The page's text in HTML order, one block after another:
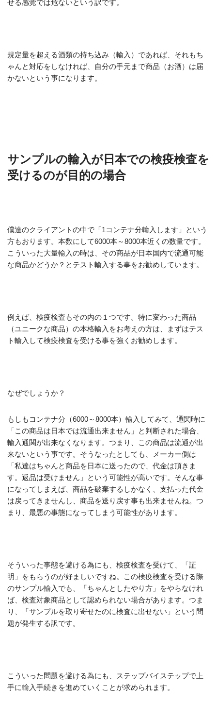
せる感覚では危ないという訳です。
規定量を超える酒類の持ち込み（輸入）であれば、それもち
ゃんと対応をしなければ、自分の手元まで商品（お酒）は届
かないという事になります。
サンプルの輸入が日本での検疫検査を
受けるのが目的の場合
僕達のクライアントの中で「1コンテナ分輸入します」という
方もおります。本数にして6000本～8000本近くの数量です。
こういった大量輸入の時は、その商品が日本国内で流通可能
な商品かどうか？とテスト輸入する事をお勧めしています。
例えば、検疫検査もその内の１つです。特に変わった商品
（ユニークな商品）の本格輸入をお考えの方は、まずはテス
ト輸入して検疫検査を受ける事を強くお勧めします。
なぜでしょうか？
もしもコンテナ分（6000～8000本）輸入してみて、通関時に
「この商品は日本では流通出来ません」と判断された場合、
輸入通関が出来なくなります。つまり、この商品は流通が出
来ないという事です。そうなったとしても、メーカー側は
「私達はちゃんと商品を日本に送ったので、代金は頂きま
す。返品は受けません」という可能性が高いです。そんな事
になってしまえば、商品を破棄するしかなく、支払った代金
は戻ってきませんし、商品を送り戻す事も出来ませんね。つ
まり、最悪の事態になってしまう可能性があります。
そういった事態を避ける為にも、検疫検査を受けて、「証
明」をもらうのが好ましいですね。この検疫検査を受ける際
のサンプル輸入でも、「ちゃんとしたやり方」をやらなけれ
ば、検査対象商品として認められない場合があります。つま
り、「サンプルを取り寄せたのに検査に出せない」という問
題が発生する訳です。
こういった問題を避ける為にも、ステップバイステップで上
手に輸入手続きを進めていくことが求められます。